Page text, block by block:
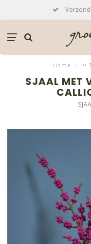
Home / ••
SJAAL MET